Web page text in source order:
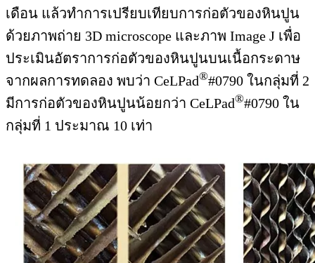
เดือน แล้วทำการเปรียบเทียบการก่อตัวของหินปูน
ด้วยภาพถ่าย 3D microscope และภาพ Image J เพื่อ
ประเมินอัตราการก่อตัวของหินปูนบนเนื้อกระดาษ
จากผลการทดลอง พบว่า CeLPad®#0790 ในกลุ่มที่ 2
มีการก่อตัวของหินปูนน้อยกว่า CeLPad®#0790 ใน
กลุ่มที่ 1 ประมาณ 10 เท่า